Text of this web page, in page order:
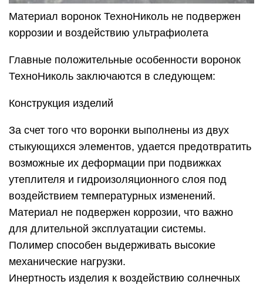
Материал воронок ТехноНиколь не подвержен
коррозии и воздействию ультрафиолета
Главные положительные особенности воронок
ТехноНиколь заключаются в следующем:
Конструкция изделий
За счет того что воронки выполнены из двух
стыкующихся элементов, удается предотвратить
возможные их деформации при подвижках
утеплителя и гидроизоляционного слоя под
воздействием температурных изменений.
Материал не подвержен коррозии, что важно
для длительной эксплуатации системы.
Полимер способен выдерживать высокие
механические нагрузки.
Инертность изделия к воздействию солнечных